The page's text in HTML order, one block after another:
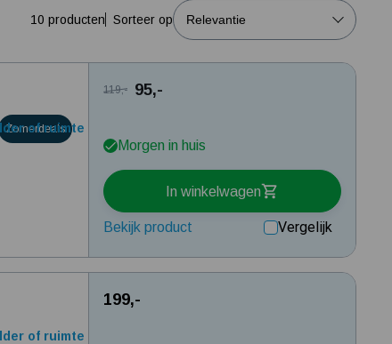
Tuin besproeien? Lees hier welke tuinpomp u nodig heeft
Kelder / kruipruimte ondergelopen, wat nu?
10 producten Sorteer op
of ruimte
Zomerdeals
119,- 95,-
Morgen in huis
In winkelwagen
Bekijk product Vergelijk
of ruimte
199,-